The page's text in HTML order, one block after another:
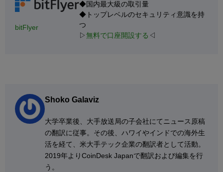
bitFlyer
◆国内最大級の取引量
◆トップレベルのセキュリティ意識を持
つ
▷無料で口座開設する ◁
Shoko Galaviz
大学卒業後、大手放送局の子会社にてニュース原稿
の翻訳に従事。その後、ハワイやインドでの海外生
活を経て、米大手テック企業の翻訳者として活動。
2019年よりCoinDesk Japanで翻訳および編集を行
う。